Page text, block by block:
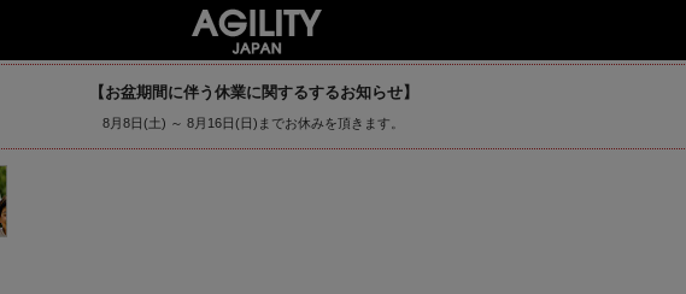
【お盆期間に伴う休業に関するするお知らせ】
8月8日(土) ～ 8月16日(日)までお休みを頂きます。